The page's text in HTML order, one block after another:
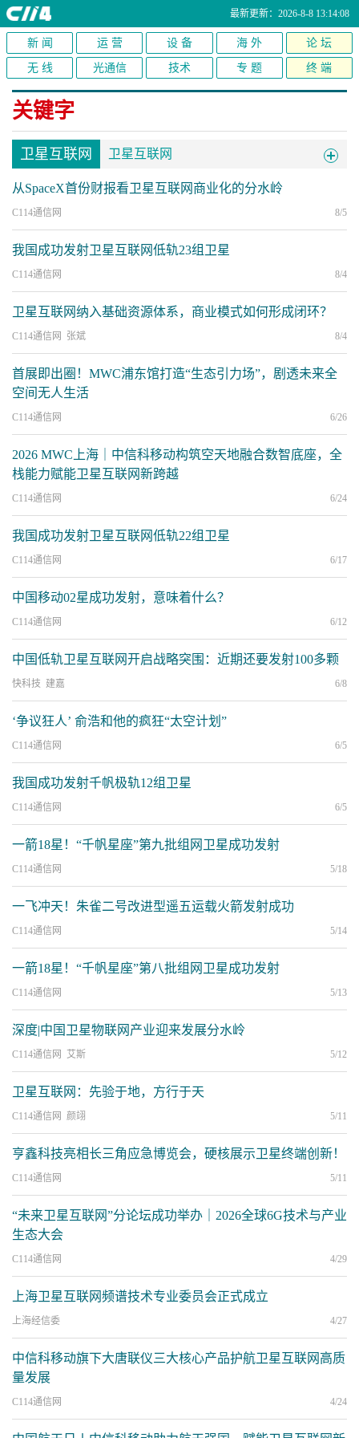
最新更新：2026-8-8 13:14:08
新 闻 运 营 设 备 海 外 论 坛
无 线 光通信 技术 专 题 终 端
关键字
卫星互联网 卫星互联网
从SpaceX首份财报看卫星互联网商业化的分水岭
C114通信网 8/5
我国成功发射卫星互联网低轨23组卫星
C114通信网 8/4
卫星互联网纳入基础资源体系，商业模式如何形成闭环？
C114通信网 张斌 8/4
首展即出圈！MWC浦东馆打造“生态引力场”，剧透未来全
空间无人生活
C114通信网 6/26
2026 MWC上海｜中信科移动构筑空天地融合数智底座，全
栈能力赋能卫星互联网新跨越
C114通信网 6/24
我国成功发射卫星互联网低轨22组卫星
C114通信网 6/17
中国移动02星成功发射，意味着什么？
C114通信网 6/12
中国低轨卫星互联网开启战略突围：近期还要发射100多颗
快科技 建嘉 6/8
‘争议狂人’ 俞浩和他的疯狂“太空计划”
C114通信网 6/5
我国成功发射千帆极轨12组卫星
C114通信网 6/5
一箭18星！“千帆星座”第九批组网卫星成功发射
C114通信网 5/18
一飞冲天！朱雀二号改进型遥五运载火箭发射成功
C114通信网 5/14
一箭18星！“千帆星座”第八批组网卫星成功发射
C114通信网 5/13
深度|中国卫星物联网产业迎来发展分水岭
C114通信网 艾斯 5/12
卫星互联网：先验于地，方行于天
C114通信网 颜翊 5/11
亨鑫科技亮相长三角应急博览会，硬核展示卫星终端创新！
C114通信网 5/11
“未来卫星互联网”分论坛成功举办｜2026全球6G技术与产业
生态大会
C114通信网 4/29
上海卫星互联网频谱技术专业委员会正式成立
上海经信委 4/27
中信科移动旗下大唐联仪三大核心产品护航卫星互联网高质
量发展
C114通信网 4/24